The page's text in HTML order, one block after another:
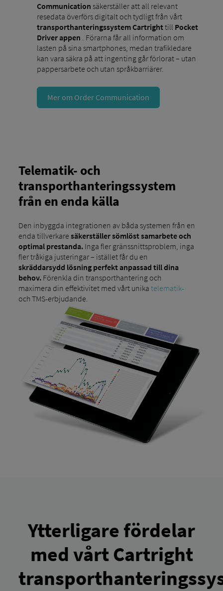
Communication säkerställer att all relevant
resedata överförs digitalt och tydligt från vårt
transporthanteringssystem Cartrighttill Pocket
Driver appen . Förarna får all information om
lasten på sina smartphones, medan trafikledare
kan vara säkra på att ingenting går förlorat – utan
pappersarbete och utan språkbarriärer.
Mer om Order Communication
Telematik- och
transporthanteringssystem
från en enda källa
Den inbyggda integrationen av båda systemen från en
enda tillverkare säkerställer sömlöst samarbete och
optimal prestanda.Inga fler gränssnittsproblem, inga
fler tråkiga justeringar – istället får du en
skräddarsydd lösning perfekt anpassad till dina
behov.Förenkla din transporthantering och
maximera din effektivitet med vårt unika telematik-
och TMS-erbjudande.
Ytterligare fördelar
med vårt Cartright